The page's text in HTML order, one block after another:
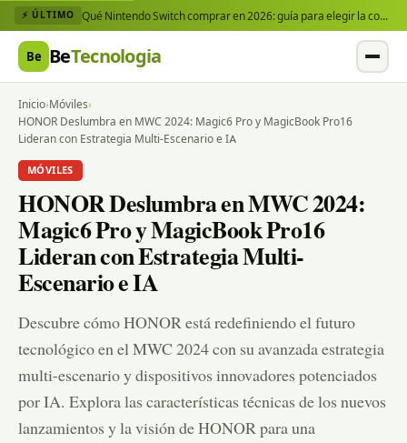
⚡ ÚLTIMO Qué Nintendo Switch comprar en 2026: guía para elegir la consola y los juegos que necesitas
Be BeTecnologia
Inicio›Móviles›
HONOR Deslumbra en MWC 2024: Magic6 Pro y MagicBook Pro16
Lideran con Estrategia Multi-Escenario e IA
MÓVILES
HONOR Deslumbra en MWC 2024:
Magic6 Pro y MagicBook Pro16
Lideran con Estrategia Multi-
Escenario e IA
Descubre cómo HONOR está redefiniendo el futuro
tecnológico en el MWC 2024 con su avanzada estrategia
multi-escenario y dispositivos innovadores potenciados
por IA. Explora las características técnicas de los nuevos
lanzamientos y la visión de HONOR para una